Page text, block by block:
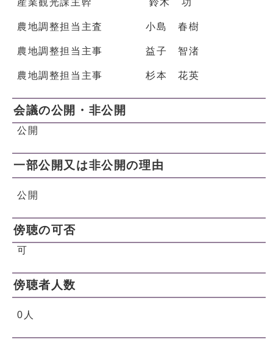
産業観光課主幹 鈴木 功
農地調整担当主査 小島 春樹
農地調整担当主事 益子 智渚
農地調整担当主事 杉本 花英
会議の公開・非公開
公開
一部公開又は非公開の理由
公開
傍聴の可否
可
傍聴者人数
0人